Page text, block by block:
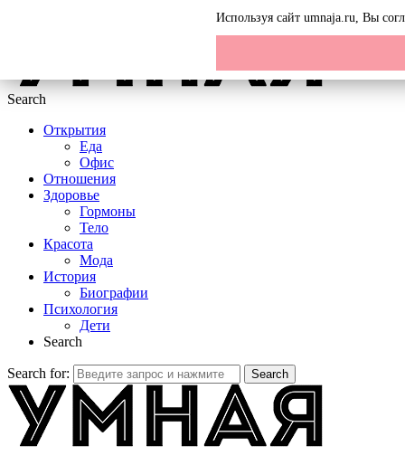
Search
Открытия
Еда
Офис
Отношения
Здоровье
Гормоны
Тело
Красота
Мода
История
Биографии
Психология
Дети
Search
Search for: Search
Используя сайт umnaja.ru, Вы